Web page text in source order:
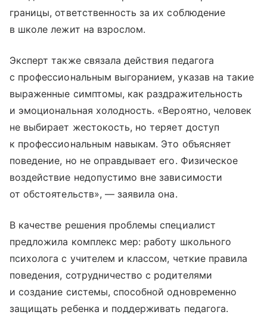
границы, ответственность за их соблюдение
в школе лежит на взрослом.
Эксперт также связала действия педагога
с профессиональным выгоранием, указав на такие
выраженные симптомы, как раздражительность
и эмоциональная холодность. «Вероятно, человек
не выбирает жестокость, но теряет доступ
к профессиональным навыкам. Это объясняет
поведение, но не оправдывает его. Физическое
воздействие недопустимо вне зависимости
от обстоятельств», — заявила она.
В качестве решения проблемы специалист
предложила комплекс мер: работу школьного
психолога с учителем и классом, четкие правила
поведения, сотрудничество с родителями
и создание системы, способной одновременно
защищать ребенка и поддерживать педагога.